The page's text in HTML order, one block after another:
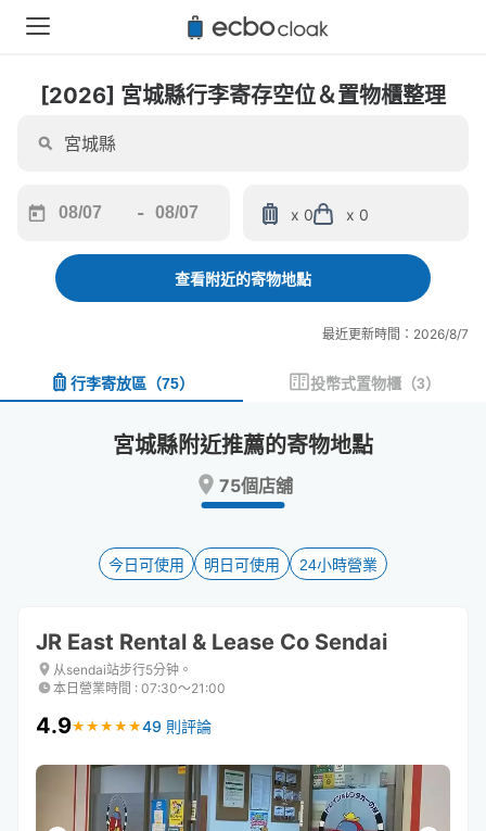
[2026] 宮城縣行李寄存空位＆置物櫃整理
forward
interact
and
keyboard
shortcuts
for
changing
dates.
-
backward
interact
and
a
date.
key
to
keyboard
shortcuts
for
changing
dates.
x 0 x 0
查看附近的寄物地點
最近更新時間：2026/8/7
行李寄放區 （75） 投幣式置物櫃 （3）
宮城縣附近推薦的寄物地點
75個店舖
今日可使用 明日可使用 24小時營業
JR East Rental & Lease Co Sendai
从sendai站步行5分钟。
本日營業時間 : 07:30〜21:00
4.9★ ★ ★ ★ ★
★ ★ ★ ★ ★49 則評論